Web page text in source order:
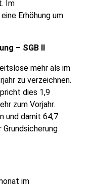
Im
Erhöhung um
– SGB II
mehr als im
zu verzeichnen.
dies 1,9
zum Vorjahr.
und damit 64,7
im